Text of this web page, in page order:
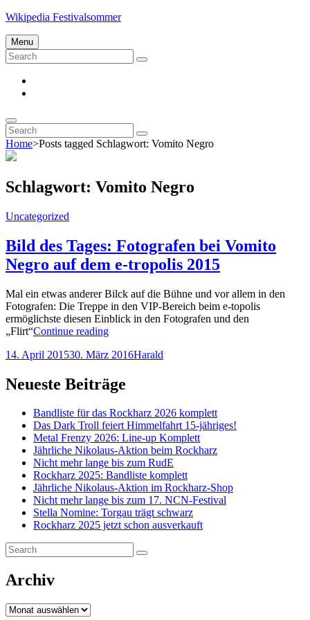
Skip
content
Wikipedia Festivalsommer
Menu
Search
for:
Search
Search
Search
for:
Search
Home>Posts tagged Schlagwort: Vomito Negro
Schlagwort: Vomito Negro
Cat
Uncategorized
Bild des Tages: Fotografen bei Vomito
Negro auf dem e-tropolis 2015
Mal ein etwas anderer Bilck auf die Bühne und vor allem in den
Fotografen: Die Treppe in den VIP-Bereich beim e-topolis
ermöglichste diesen Einblick in den Fotografen und den
„Flirt“Continue readingBild
Tages:
bei
Vomito
auf
dem
e-
tropolis
2015
Posted-
14. April 201530. März 2016By
Byline
Harald
Neueste Beiträge
Bandliste für das Rockharz 2026 komplett
Das Dark Troll feiert Himmelfahrt 15-jähriges!
Metal Frenzy 2026: Line-up Komplett
Jährliche Nikolaus-Aktion beim Rockharz
Nicht mehr lange bis zum RudE
Rockharz 2025: Bandliste komplett
Jährliche Nikolaus-Aktion im Rockharz-Shop
Nicht mehr lange bis zum 17. NCN-Festival
Stella Nomine: Torgau trägt schwarz
Rockharz 2025 jetzt schon ausverkauft
Search
for:
Search
Archiv
Archiv